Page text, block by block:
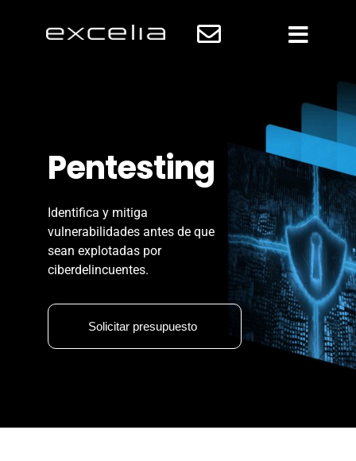
Pentesting
Identifica y mitiga
vulnerabilidades antes de que
sean explotadas por
ciberdelincuentes.
Solicitar presupuesto